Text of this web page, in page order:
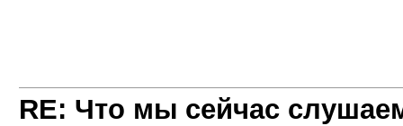
RE: Что мы сейчас